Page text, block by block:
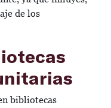
de los
bibliotecas